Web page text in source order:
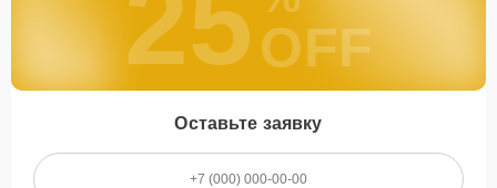
OFF
Оставьте заявку